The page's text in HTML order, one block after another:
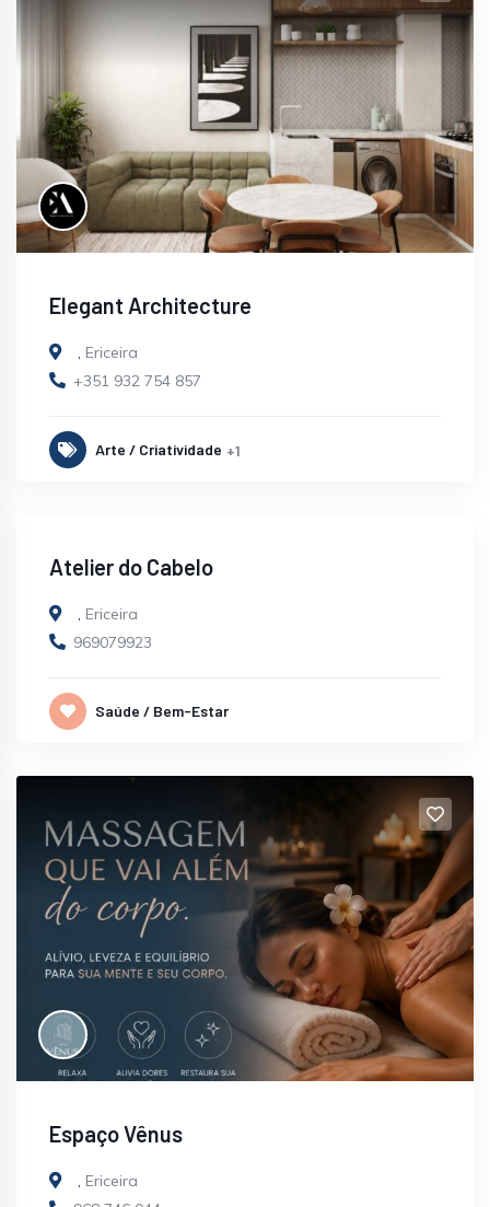
Elegant Architecture
, Ericeira
+351 932 754 857
Arte / Criatividade +1
Atelier do Cabelo
, Ericeira
969079923
Saúde / Bem-Estar
Espaço Vênus
Ericeira